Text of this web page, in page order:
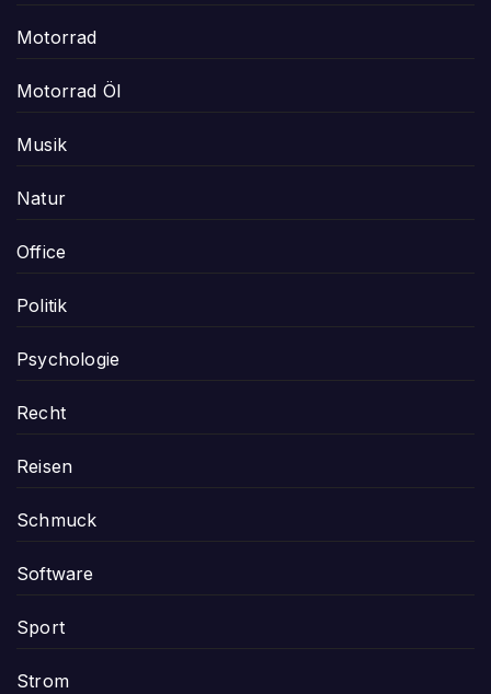
Motorrad
Motorrad Öl
Musik
Natur
Office
Politik
Psychologie
Recht
Reisen
Schmuck
Software
Sport
Strom